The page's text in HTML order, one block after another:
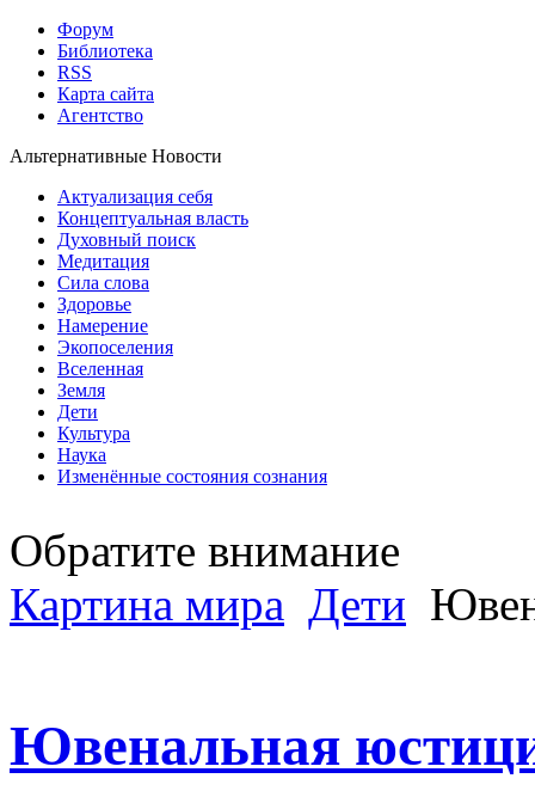
Форум
Библиотека
RSS
Карта сайта
Агентство
Альтернативные Новости
Актуализация себя
Концептуальная власть
Духовный поиск
Медитация
Сила слова
Здоровье
Намерение
Экопоселения
Вселенная
Земля
Дети
Культура
Наука
Изменённые состояния сознания
Обратите внимание
Картина мира Дети
Ювенальная